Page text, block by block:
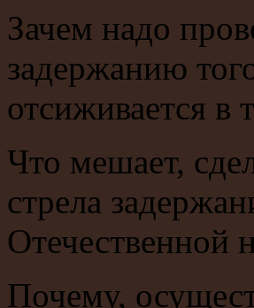
Зачем надо
задержанию
отсиживается в
Что мешает,
стрела
Отечественной
Почему,